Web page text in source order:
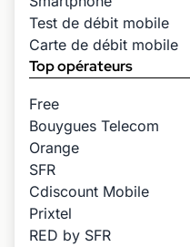
Test de débit mobile
Carte de débit mobile
Top opérateurs
Free
Bouygues Telecom
Orange
SFR
Cdiscount Mobile
Prixtel
RED by SFR